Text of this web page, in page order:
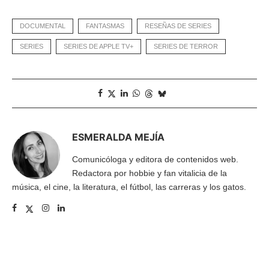
DOCUMENTAL FANTASMAS RESEÑAS DE SERIES
SERIES SERIES DE APPLE TV+ SERIES DE TERROR
ESMERALDA MEJÍA
Comunicóloga y editora de contenidos web.
Redactora por hobbie y fan vitalicia de la
música, el cine, la literatura, el fútbol, las carreras y los gatos.